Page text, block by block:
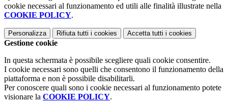
cookie necessari al funzionamento ed utili alle finalità illustrate nella
COOKIE POLICY.
Personalizza Rifiuta tutti i cookies Accetta tutti i cookies
Gestione cookie
In questa schermata è possibile scegliere quali cookie consentire.
I cookie necessari sono quelli che consentono il funzionamento della
piattaforma e non è possibile disabilitarli.
Per conoscere quali sono i cookie necessari al funzionamento potete
visionare la COOKIE POLICY.